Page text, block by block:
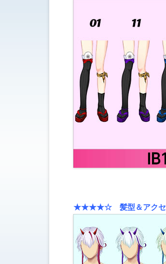
★★★★☆ 髪型＆アクセ